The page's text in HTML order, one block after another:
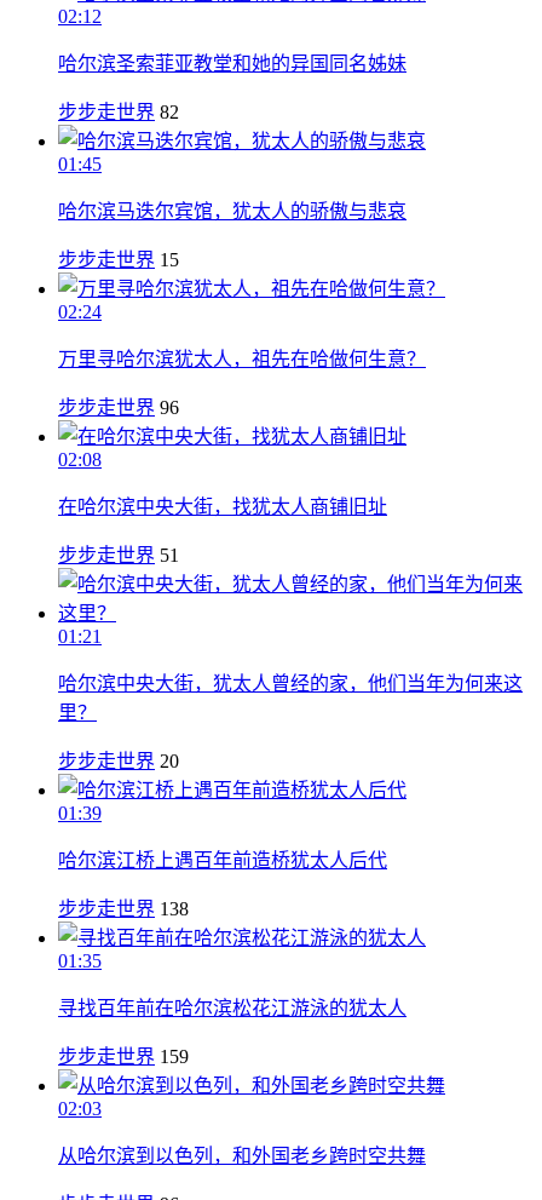
02:12
哈尔滨圣索菲亚教堂和她的异国同名姊妹
步步走世界 82
01:45
哈尔滨马迭尔宾馆，犹太人的骄傲与悲哀
步步走世界 15
02:24
万里寻哈尔滨犹太人，祖先在哈做何生意？
步步走世界 96
02:08
在哈尔滨中央大街，找犹太人商铺旧址
步步走世界 51
01:21
哈尔滨中央大街，犹太人曾经的家，他们当年为何来这
里？
步步走世界 20
01:39
哈尔滨江桥上遇百年前造桥犹太人后代
步步走世界 138
01:35
寻找百年前在哈尔滨松花江游泳的犹太人
步步走世界 159
02:03
从哈尔滨到以色列，和外国老乡跨时空共舞